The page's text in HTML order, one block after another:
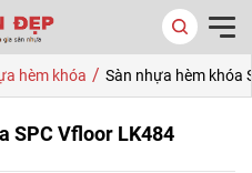
hèm khóa / Sàn nhựa hèm khóa
SPC Vfloor LK484